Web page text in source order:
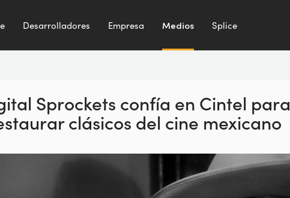
Desarrolladores Empresa Medios Splice
Sprockets confía en Cintel para
clásicos del cine mexicano